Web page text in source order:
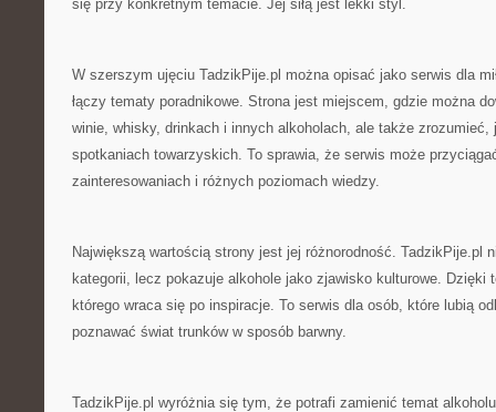
się przy konkretnym temacie. Jej siłą jest lekki styl.
W szerszym ujęciu TadzikPije.pl można opisać jako serwis dla
łączy tematy poradnikowe. Strona jest miejscem, gdzie można
winie, whisky, drinkach i innych alkoholach, ale także zrozumieć,
spotkaniach towarzyskich. To sprawia, że serwis może
zainteresowaniach i różnych poziomach wiedzy.
Największą wartością strony jest jej różnorodność. TadzikPije.pl
kategorii, lecz pokazuje alkohole jako zjawisko kulturowe. Dzięki
którego wraca się po inspiracje. To serwis dla osób, które lubią
poznawać świat trunków w sposób barwny.
TadzikPije.pl wyróżnia się tym, że potrafi zamienić temat